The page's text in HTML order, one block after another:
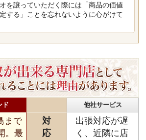
を譲っていただく際には「商品の価値
する」ことを忘れないように心がけて
ド 他社サービス
まで
。最
対
応
出張対応が遅
く、近隣に店